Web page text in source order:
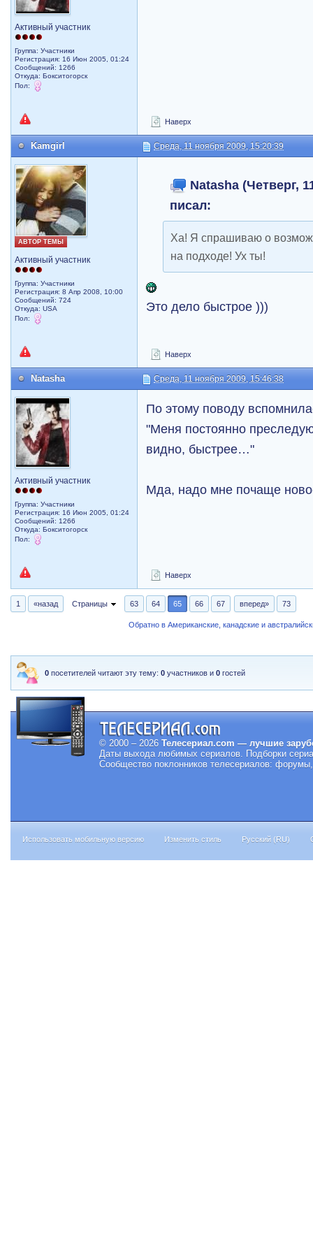
Активный участник
Группа: Участники
Регистрация: 16 Июн 2005, 01:24
Сообщений: 1266
Откуда: Бокситогорск
Пол:
Наверх
Kamgirl Среда, 11 ноября 2009, 15:20:39
АВТОР ТЕМЫ
Активный участник
Группа: Участники
Регистрация: 8 Апр 2008, 10:00
Сообщений: 724
Откуда: USA
Пол:
Natasha (Четверг,
писал:
Ха! Я спрашиваю о
на подходе! Ух ты!
Это дело быстрое )))
Наверх
Natasha Среда, 11 ноября 2009, 15:46:38
Активный участник
Группа: Участники
Регистрация: 16 Июн 2005, 01:24
Сообщений: 1266
Откуда: Бокситогорск
Пол:
По этому поводу
"Меня постоянно
видно, быстрее…"
Мда, надо мне почаще
Наверх
1 «назад Страницы 63 64 65 66 67 вперед» 73
Обратно в Американские, канадские и
0 посетителей читают эту тему:0 участников и0 гостей
© 2000 – 2026 Телесериал.com — лучшие
Даты выхода любимых сериалов. Подборки
Сообщество поклонников телесериалов:
Использовать мобильную версию Изменить стиль Русский (RU)